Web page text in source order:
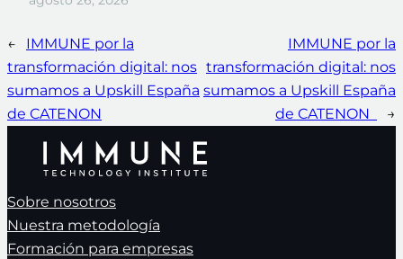
←
IMMUNE por la
transformación digital: nos
sumamos a Upskill España
de CATENON
IMMUNE por la
transformación digital: nos
sumamos a Upskill España
de CATENON
→
Sobre nosotros
Nuestra metodología
Formación para empresas